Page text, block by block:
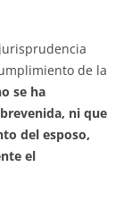
de la
se ha
ni que
del esposo,
el